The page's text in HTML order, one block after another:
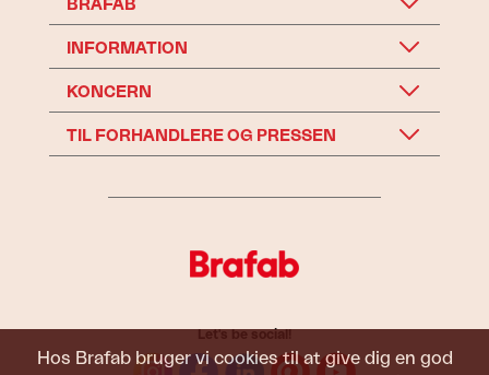
Hos Brafab bruger vi cookies til at give dig en god
BRAFAB
INFORMATION
KONCERN
TIL FORHANDLERE OG PRESSEN
Let's be social!